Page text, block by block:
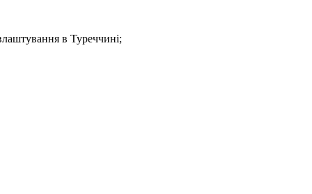
в Туреччині;